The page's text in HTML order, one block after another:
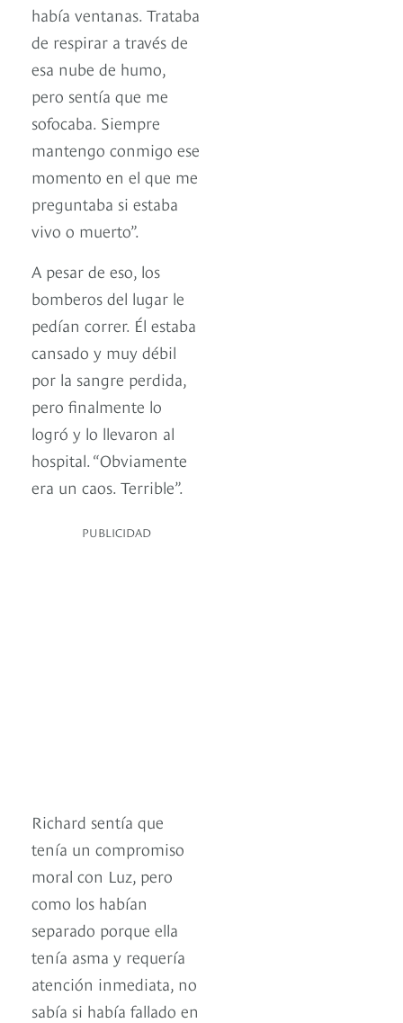
había ventanas. Trataba
de respirar a través de
esa nube de humo,
pero sentía que me
sofocaba. Siempre
mantengo conmigo ese
momento en el que me
preguntaba si estaba
vivo o muerto”.
A pesar de eso, los
bomberos del lugar le
pedían correr. Él estaba
cansado y muy débil
por la sangre perdida,
pero finalmente lo
logró y lo llevaron al
hospital. “Obviamente
era un caos. Terrible”.
PUBLICIDAD
Richard sentía que
tenía un compromiso
moral con Luz, pero
como los habían
separado porque ella
tenía asma y requería
atención inmediata, no
sabía si había fallado en